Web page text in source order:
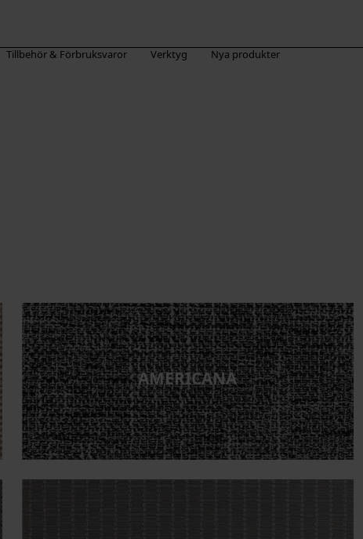
Tillbehör & Förbruksvaror Verktyg Nya produkter
AMERICANA